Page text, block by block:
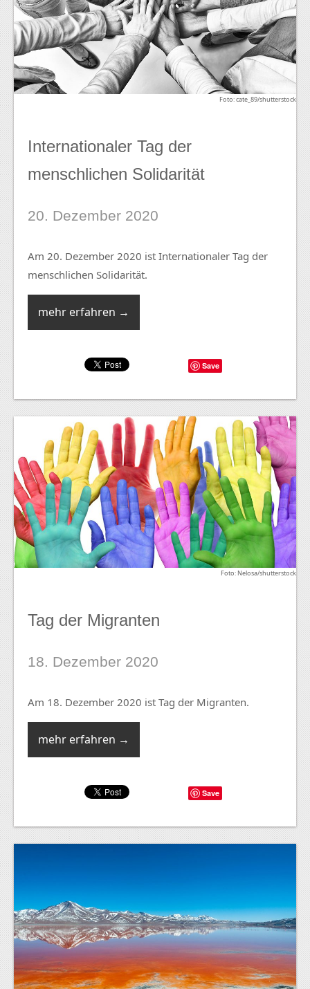
Foto: cate_89/shutterstock
Internationaler Tag der
menschlichen Solidarität
20. Dezember 2020
Am 20. Dezember 2020 ist Internationaler Tag der
menschlichen Solidarität.
mehr erfahren →
Save
Foto: Nelosa/shutterstock
Tag der Migranten
18. Dezember 2020
Am 18. Dezember 2020 ist Tag der Migranten.
mehr erfahren →
Save